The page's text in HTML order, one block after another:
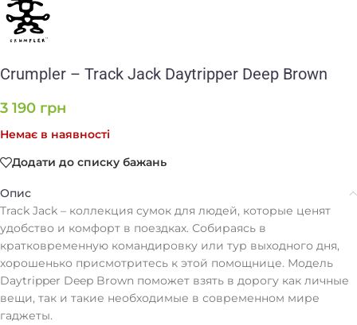
Crumpler – Track Jack Daytripper Deep Brown
3 190 грн
Немає в наявності
Додати до списку бажань
Опис
Track Jack – коллекция сумок для людей, которые ценят
удобство и комфорт в поездках. Собираясь в
кратковременную командировку или тур выходного дня,
хорошенько присмотритесь к этой помощнице. Модель
Daytripper Deep Brown поможет взять в дорогу как личные
вещи, так и такие необходимые в современном мире
гаджеты.